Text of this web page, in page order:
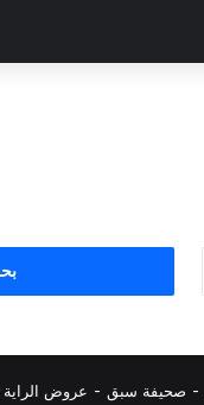
- صحيفة سبق - عروض الراية